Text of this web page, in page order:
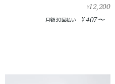
¥12,200
月額30回払い ¥407〜